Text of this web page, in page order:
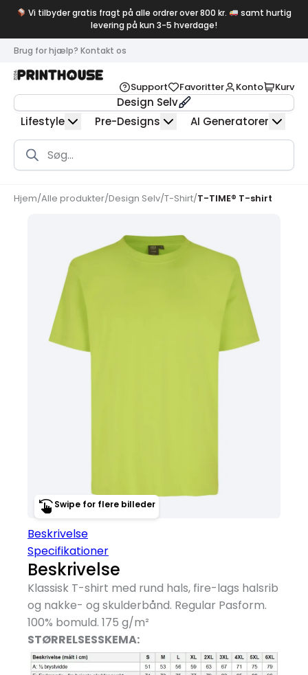
Vi tilbyder gratis fragt på alle ordrer over 800 kr.
samt hurtig
levering på kun 3-5 hverdage!
Brug for hjælp? Kontakt os
Support Favoritter Konto Kurv
Design Selv
Lifestyle
Pre-Designs AI Generatorer
Products
search
Hjem/Alle produkter/Design Selv/T-Shirt/T-TIME® T-shirt
Swipe for flere billeder
Beskrivelse
Specifikationer
Beskrivelse
Klassisk T-shirt med rund hals, fire-lags halsrib
og nakke- og skulderbånd. Regular Pasform.
100% bomuld. 175 g/m²
STØRRELSESSKEMA: